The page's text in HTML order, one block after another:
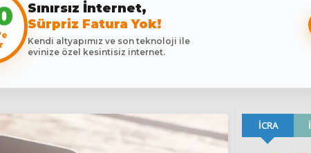
Sınırsız İnternet,
Sürpriz Fatura Yok!
Kendi altyapımız ve son teknoloji ile
evinize özel kesintisiz internet.